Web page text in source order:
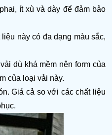
ít xù và dày để đảm bảo
này có đa dạng màu sắc,
dù khá mềm nên form của
của loại vải này.
Giá cả so với các chất liệu